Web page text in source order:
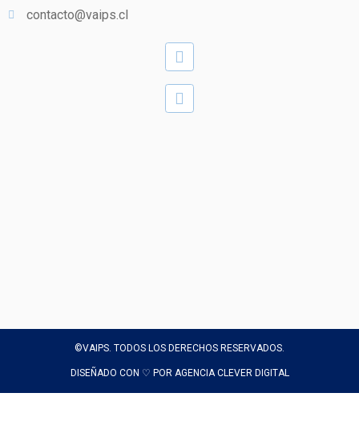
contacto@vaips.cl
Map-
marker-
alt
Linkedin
©VAIPS. TODOS LOS DERECHOS RESERVADOS.
DISEÑADO CON ♡ POR AGENCIA CLEVER DIGITAL